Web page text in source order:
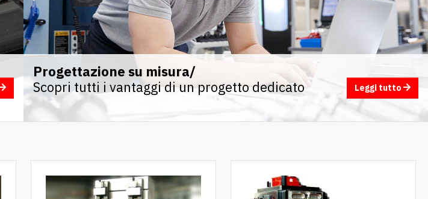
Progettazione su misura/
Scopri tutti i vantaggi di un progetto dedicato
Leggi tutto